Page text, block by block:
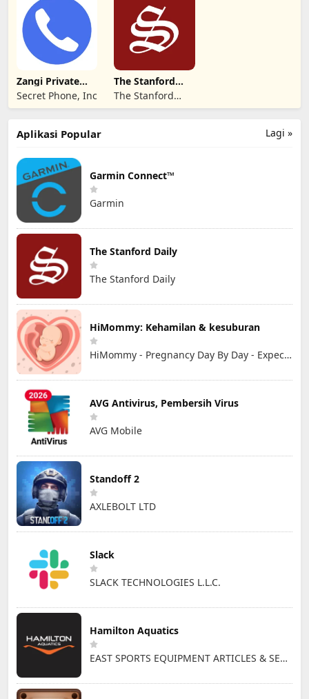
Zangi Private
Messenger
Secret Phone, Inc
The Stanford
Daily
The Stanford
Daily
Lagi »
Aplikasi Popular
Garmin Connect™
Garmin
The Stanford Daily
The Stanford Daily
HiMommy: Kehamilan & kesuburan
HiMommy - Pregnancy Day By Day - Expecting Baby
AVG Antivirus, Pembersih Virus
AVG Mobile
Standoff 2
AXLEBOLT LTD
Slack
SLACK TECHNOLOGIES L.L.C.
Hamilton Aquatics
EAST SPORTS EQUIPMENT ARTICLES & SERVICES L.L.C